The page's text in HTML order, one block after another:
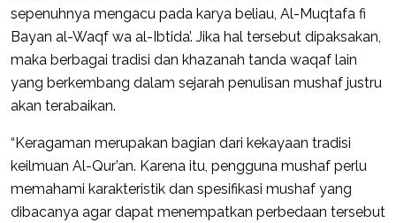
sepenuhnya mengacu pada karya beliau, Al-Muqtafa fi
Bayan al-Waqf wa al-Ibtida’. Jika hal tersebut dipaksakan,
maka berbagai tradisi dan khazanah tanda waqaf lain
yang berkembang dalam sejarah penulisan mushaf justru
akan terabaikan.
“Keragaman merupakan bagian dari kekayaan tradisi
keilmuan Al-Qur’an. Karena itu, pengguna mushaf perlu
memahami karakteristik dan spesifikasi mushaf yang
dibacanya agar dapat menempatkan perbedaan tersebut